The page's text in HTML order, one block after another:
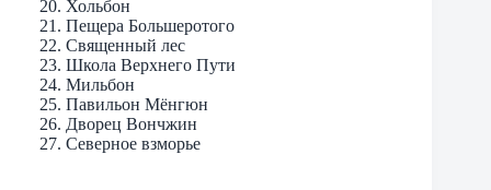
Хольбон
Пещера Большеротого
Священный лес
Школа Верхнего Пути
Мильбон
Павильон Мёнгюн
Дворец Вончжин
Северное взморье